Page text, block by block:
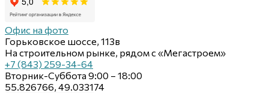
Офис на фото
Горьковское шоссе, 113в
На строительном рынке, рядом с «Мегастроем»
+7 (843) 259-34-64
Вторник-Суббота 9:00 – 18:00
55.826766, 49.033174